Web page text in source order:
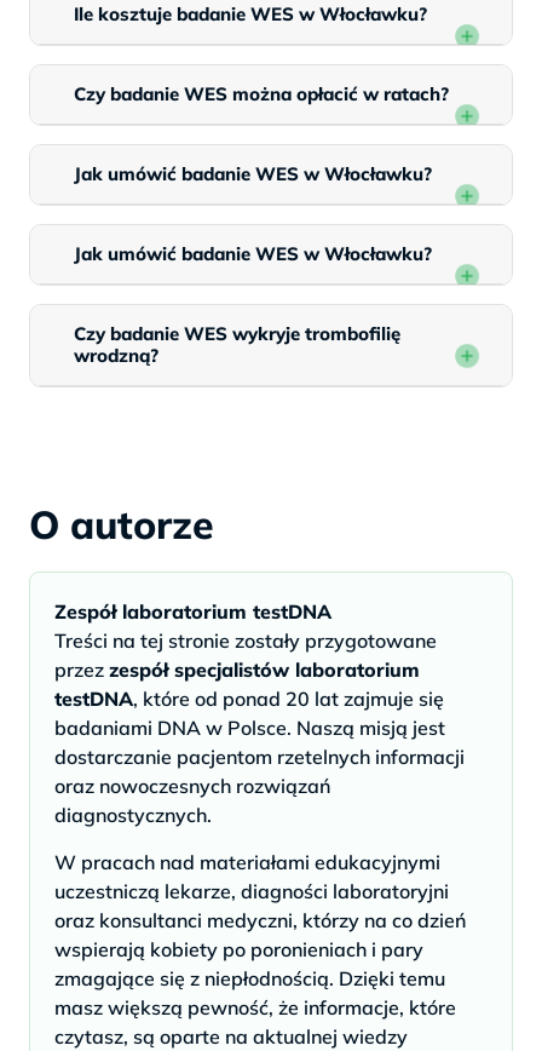
Ile kosztuje badanie WES w Włocławku?
Czy badanie WES można opłacić w ratach?
Jak umówić badanie WES w Włocławku?
Jak umówić badanie WES w Włocławku?
Czy badanie WES wykryje trombofilię
wrodzną?
O autorze
Zespół laboratorium testDNA
Treści na tej stronie zostały przygotowane
przez zespół specjalistów laboratorium
testDNA, które od ponad 20 lat zajmuje się
badaniami DNA w Polsce. Naszą misją jest
dostarczanie pacjentom rzetelnych informacji
oraz nowoczesnych rozwiązań
diagnostycznych.
W pracach nad materiałami edukacyjnymi
uczestniczą lekarze, diagności laboratoryjni
oraz konsultanci medyczni, którzy na co dzień
wspierają kobiety po poronieniach i pary
zmagające się z niepłodnością. Dzięki temu
masz większą pewność, że informacje, które
czytasz, są oparte na aktualnej wiedzy